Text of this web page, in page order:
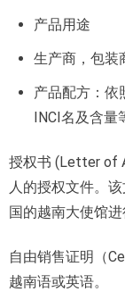
产品用途
生产商，包装
产品配方：依
INCI名及含量
授权书 (Letter of
人的授权文件。
国的越南大使馆进
自由销售证明（
越南语或英语。